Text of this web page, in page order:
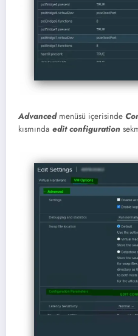
Advancedmenüsü içerisinde
kısmında edit configuration